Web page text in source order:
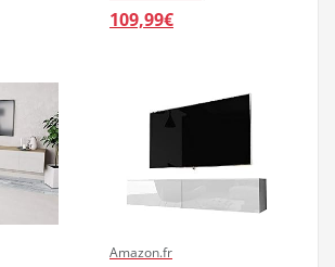
109,99€
Amazon.fr